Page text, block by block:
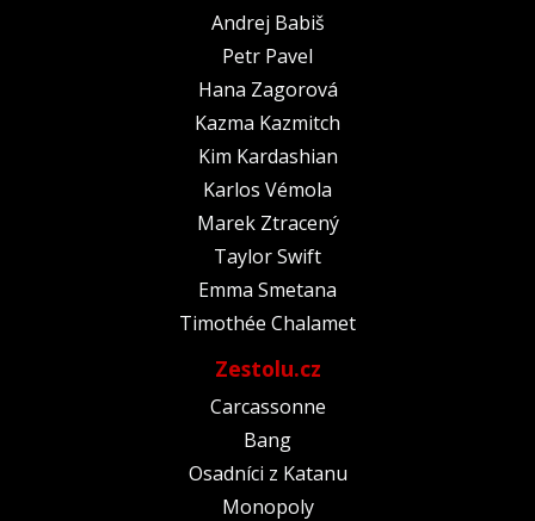
Andrej Babiš
Petr Pavel
Hana Zagorová
Kazma Kazmitch
Kim Kardashian
Karlos Vémola
Marek Ztracený
Taylor Swift
Emma Smetana
Timothée Chalamet
Zestolu.cz
Carcassonne
Bang
Osadníci z Katanu
Monopoly